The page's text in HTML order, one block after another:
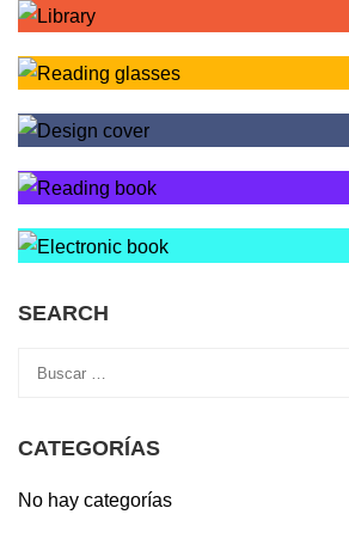
SEARCH
CATEGORÍAS
No hay categorías